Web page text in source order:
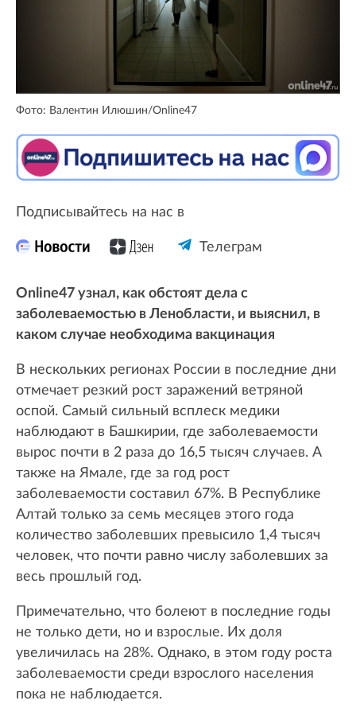
Фото: Валентин Илюшин/Online47
Подписывайтесь на нас в
Телеграм
Online47 узнал, как обстоят дела с
заболеваемостью в Ленобласти, и выяснил, в
каком случае необходима вакцинация
В нескольких регионах России в последние дни
отмечает резкий рост заражений ветряной
оспой. Самый сильный всплеск медики
наблюдают в Башкирии, где заболеваемости
вырос почти в 2 раза до 16,5 тысяч случаев. А
также на Ямале, где за год рост
заболеваемости составил 67%. В Республике
Алтай только за семь месяцев этого года
количество заболевших превысило 1,4 тысяч
человек, что почти равно числу заболевших за
весь прошлый год.
Примечательно, что болеют в последние годы
не только дети, но и взрослые. Их доля
увеличилась на 28%. Однако, в этом году роста
заболеваемости среди взрослого населения
пока не наблюдается.